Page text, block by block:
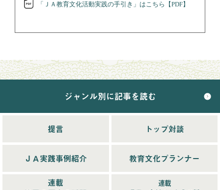
「ＪＡ教育文化活動実践の手引き」はこちら【PDF】
ジャンル別に記事を読む
提言 トップ対談
ＪＡ実践事例紹介 教育文化プランナー
連載
連載